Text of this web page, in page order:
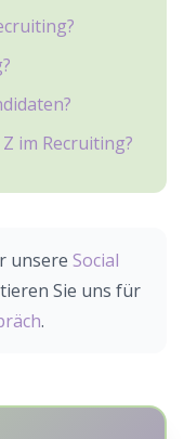
im Recruiting?
unsere Social
Sie uns für
.